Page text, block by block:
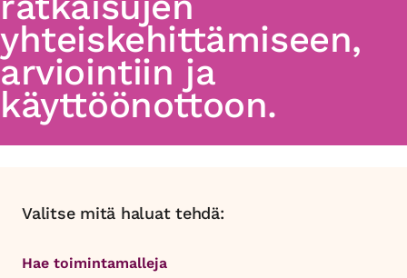
yhteiskehittämiseen,
arviointiin ja
käyttöönottoon.
Valitse mitä haluat tehdä:
Hae toimintamalleja